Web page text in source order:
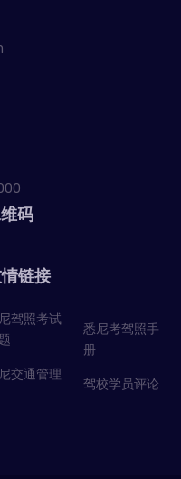
码
链接
驾照考试
交通管理
悉尼考驾照手
册
驾校学员评论